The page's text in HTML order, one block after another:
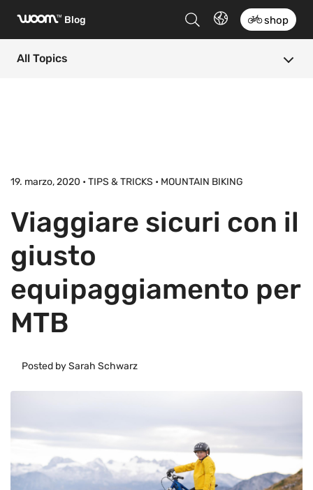
woom™ Blog shop
All Topics
19. marzo, 2020 • TIPS & TRICKS • MOUNTAIN BIKING
Viaggiare sicuri con il
giusto
equipaggiamento per
MTB
Posted by Sarah Schwarz